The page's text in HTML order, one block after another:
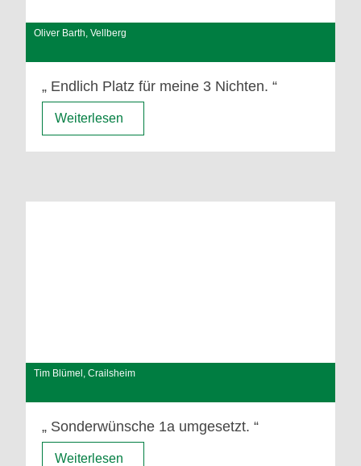
Oliver Barth, Vellberg
Endlich Platz für meine 3 Nichten.
Weiterlesen
Tim Blümel, Crailsheim
Sonderwünsche 1a umgesetzt.
Weiterlesen